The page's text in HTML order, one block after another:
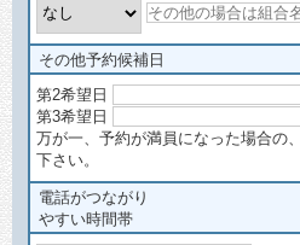
その他予約候補日
第2希望日
第3希望日
万が一、予約が満員になった場合の
下さい。
電話がつながり
やすい時間帯